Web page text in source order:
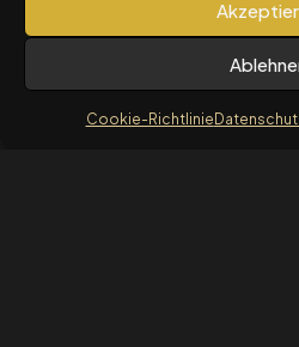
Cookie-Richtlinie
geeignet.
Für detaillierte